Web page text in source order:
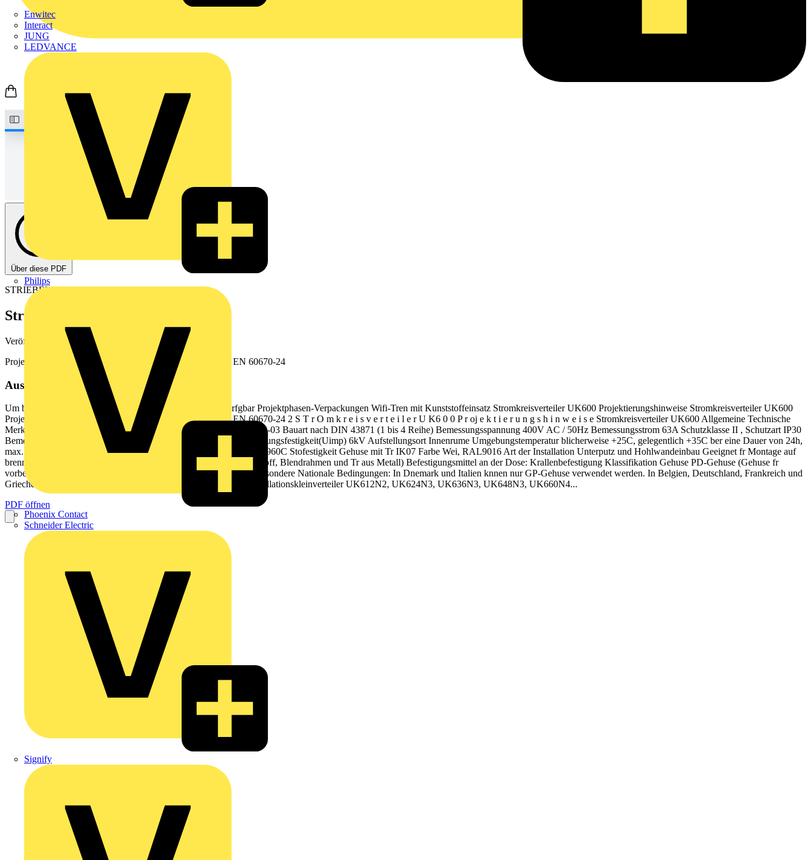
Enwitec
Interact
JUNG
LEDVANCE
Philips
Phoenix Contact
Schneider Electric
Signify
Über diese PDF
STRIEBEL & JOHN
Stromkreisverteiler UK600
Veröffentlicht: 18. Februar 2022
· Kategorie: Broschüre
Projektierungshinweise und Konstruktionsregeln nach DIN EN 60670-24
Aus diesem Dokument
Um bis zu 200 % vergrer ter Anschlussraum Bis 5-reihig verfgbar Projektphasen-Verpackungen Wifi-Tren mit Kunststoffeinsatz Stromkreisverteiler UK600 Projektierungshinweise Stromkreisverteiler UK600
Projektierungshinweise und Konstruktionsregeln nach DIN EN 60670-24 2 S T r O m k r e i s v e r t e i l e r U K6 0 0 P r oj e k t i e r u n g s h i n w e i s e Stromkreisverteiler UK600 Allgemeine Technische
Merkmale Referenznorm DIN VDE 60670-24 (VDE 0606-24):2014-03 Bauart nach DIN 43871 (1 bis 4 Reihe) Bemessungsspannung 400V AC / 50Hz Bemessungsstrom 63A Schutzklasse II , Schutzart IP30
Bemessungsisolationsspannung (Ui) 690V AC Bemessungsstospannungsfestigkeit(Uimp) 6kV Aufstellungsort Innenrume Umgebungstemperatur blicherweise +25C, gelegentlich +35C ber eine Dauer von 24h,
max. 40C, min. -5C Glhdrahtprfung Verteiler 850C N/PE Klemmen 960C Stofestigkeit Gehuse mit Tr IK07 Farbe Wei, RAL9016 Art der Installation Unterputz und Hohlwandeinbau Geeignet fr Montage auf
brennbaren Flche Art des Werkstoffes Verbund (Gehuse aus Kunststoff, Blendrahmen und Tr aus Metall) Befestigungsmittel an der Dose: Krallenbefestigung Klassifikation Gehuse PD-Gehuse (Gehuse fr
vorbestimmte Gerteausrstungen) GP-Gehuse (Universal-Gehuse) Besondere Nationale Bedingungen: In Dnemark und Italien knnen nur GP-Gehuse verwendet werden. In Belgien, Deutschland, Frankreich und
Griechenland knnen nur PD-Gehuse verwendet werden. Typen Installationskleinverteiler UK612N2, UK624N3, UK636N3, UK648N3, UK660N4...
PDF öffnen